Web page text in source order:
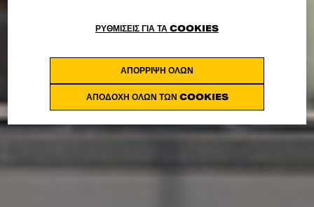
ΑΠΌΡΡΙΨΗ ΌΛΩΝ
ΑΠΟΔΟΧΉ ΌΛΩΝ ΤΩΝ COOKIES
ΡΥΘΜΊΣΕΙΣ ΓΙΑ ΤΑ COOKIES